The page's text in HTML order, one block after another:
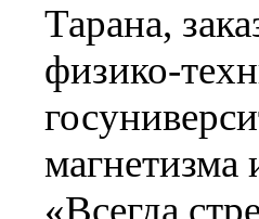
Тарана,
физико-
магнетизма
«Всегда